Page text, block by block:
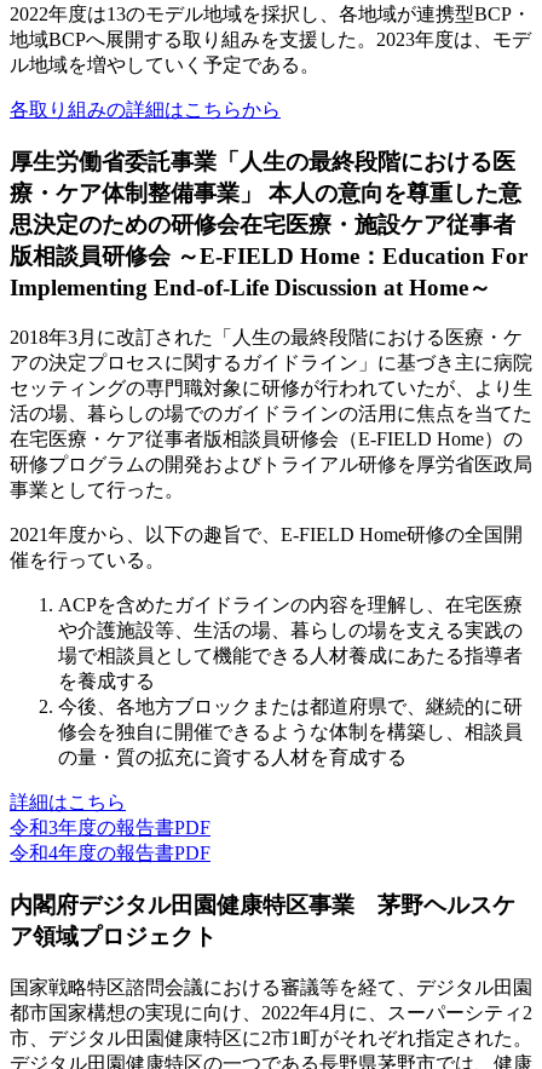
2022年度は13のモデル地域を採択し、各地域が連携型BCP・
地域BCPへ展開する取り組みを支援した。2023年度は、モデ
ル地域を増やしていく予定である。
各取り組みの詳細はこちらから
厚生労働省委託事業「人生の最終段階における医
療・ケア体制整備事業」 本人の意向を尊重した意
思決定のための研修会在宅医療・施設ケア従事者
版相談員研修会 ～E-FIELD Home：Education For
Implementing End-of-Life Discussion at Home～
2018年3月に改訂された「人生の最終段階における医療・ケ
アの決定プロセスに関するガイドライン」に基づき主に病院
セッティングの専門職対象に研修が行われていたが、より生
活の場、暮らしの場でのガイドラインの活用に焦点を当てた
在宅医療・ケア従事者版相談員研修会（E-FIELD Home）の
研修プログラムの開発およびトライアル研修を厚労省医政局
事業として行った。
2021年度から、以下の趣旨で、E-FIELD Home研修の全国開
催を行っている。
ACPを含めたガイドラインの内容を理解し、在宅医療
や介護施設等、生活の場、暮らしの場を支える実践の
場で相談員として機能できる人材養成にあたる指導者
を養成する
今後、各地方ブロックまたは都道府県で、継続的に研
修会を独自に開催できるような体制を構築し、相談員
の量・質の拡充に資する人材を育成する
詳細はこちら
令和3年度の報告書PDF
令和4年度の報告書PDF
内閣府デジタル田園健康特区事業 茅野ヘルスケ
ア領域プロジェクト
国家戦略特区諮問会議における審議等を経て、デジタル田園
都市国家構想の実現に向け、2022年4月に、スーパーシティ2
市、デジタル田園健康特区に2市1町がそれぞれ指定された。
デジタル田園健康特区の一つである長野県茅野市では、健康